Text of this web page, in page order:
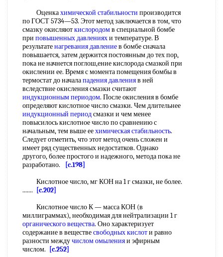
Оценкахимической стабильности производится
по ГОСТ 5734—53. Этот метод заключается в том, что
смазку окисляюткислородомв специальной бомбе
при повышенных давленияхи температуре. В
результатенагревания давлениев бомбе сначала
повышается, затем держится постоянным до тех пор,
пока не начнется поглош,ение кислорода смазкой при
окислении ее. Время с момента помещения бомбы в
термостат до началападения давленияв ней
вследствие окисления смазки считают
индукционным периодом. После окисления в бомбе
определяют кислотное число смазки. Чем длительнее
индукционный периодсмазки и чем менее
повысилось кислотное число по сравнению с
начальным, тем выше еехимическая стабильность.
Следует отметить, что этот метод очень сложен и
имеет ряд существенных недостатков. Однако
другого, более простого и надежного, метода пока не
разработано.
[c.198]
Кислотное число, мг КОН на 1 г смазки, не более.
.......
[c.202]
Кислотное число К — масса КОН (в
миллиграммах), необходимая для нейтрализации 1 г
органического вещества. Оно характеризует
содержание в веществесвободных кислоти равно
разности междучислом омыленияи эфирным
числом.
[c.252]